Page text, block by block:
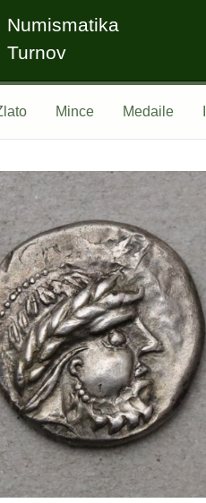
Numismatika
Turnov
Mince Medaile